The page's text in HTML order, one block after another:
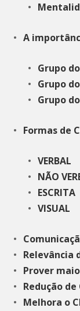
A
Grupo
Grupo
Grupo
Formas de
VERBAL
NÃO
ESCRITA
VISUAL
Relevância
Prover
Redução
Melhora o